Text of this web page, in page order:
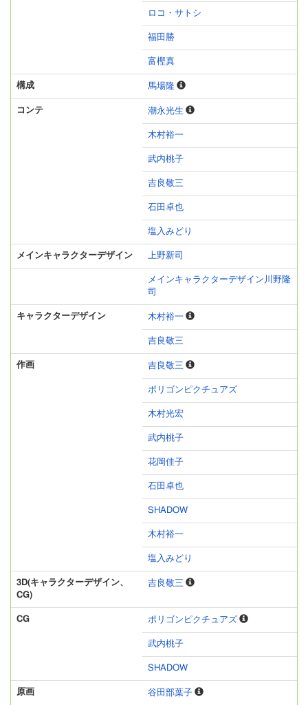
ロコ・サトシ
福田勝
富樫真
構成 馬場隆
コンテ 潮永光生
木村裕一
武内桃子
吉良敬三
石田卓也
塩入みどり
メインキャラクターデザイン 上野新司
メインキャラクターデザイン川野隆
司
キャラクターデザイン 木村裕一
吉良敬三
作画 吉良敬三
ポリゴンピクチュアズ
木村光宏
武内桃子
花岡佳子
石田卓也
SHADOW
木村裕一
塩入みどり
3D(キャラクターデザイン、
CG)
吉良敬三
CG ポリゴンピクチュアズ
武内桃子
SHADOW
原画 谷田部葉子